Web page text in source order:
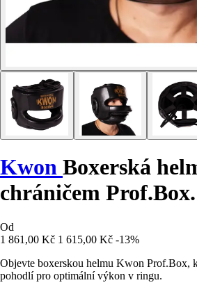
Kwon Boxerská
chráničem Prof.Box.
Od
1 861,00 Kč 1 615,00 Kč -13%
Objevte boxerskou helmu Kwon Prof.Box,
pohodlí pro optimální výkon v ringu.